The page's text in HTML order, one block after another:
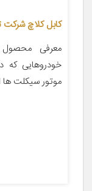
کابل کلاچ شرکت تکنو کابل
معرفی
خودروهایی که
موتور سیکلت ها